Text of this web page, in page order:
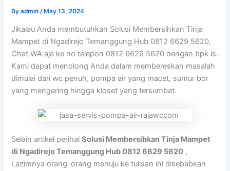
Byadmin/ May 13, 2024
Jikalau Anda membutuhkan Solusi Membersihkan Tinja
Mampet di Ngadirejo Temanggung Hub 0812 6629 5620,
Chat WA aja ke no telepon 0812 6629 5620 dengan bpk is.
Kami dapat menolong Anda dalam membereskan masalah
dimulai dari wc penuh, pompa air yang macet, sumur bor
yang mengering hingga kloset yang tersumbat.
Selain artikel perihalSolusi Membersihkan Tinja Mampet
di Ngadirejo Temanggung Hub 0812 6629 5620 ,
Lazimnya orang-orang menuju ke tulisan ini disebabkan